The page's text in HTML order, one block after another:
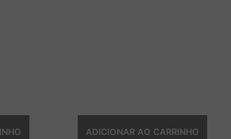
ADICIONAR AO CARRINHO